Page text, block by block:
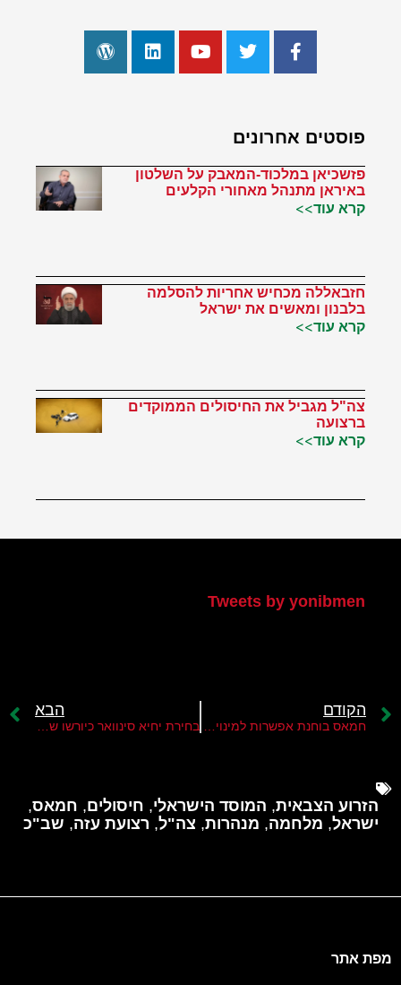
פוסטים אחרונים
פזשכיאן במלכוד-המאבק על השלטון
באיראן מתנהל מאחורי הקלעים
קרא עוד>>
חזבאללה מכחיש אחריות להסלמה
בלבנון ומאשים את ישראל
קרא עוד>>
צה"ל מגביל את החיסולים הממוקדים
ברצועה
קרא עוד>>
Tweets by yonibmen
הקודם הבא
הזרוע הצבאית, המוסד הישראלי, חיסולים, חמאס,
ישראל, מלחמה, מנהרות, צה"ל, רצועת עזה, שב"כ
מפת אתר